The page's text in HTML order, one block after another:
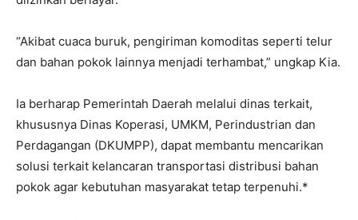
“Akibat cuaca buruk, pengiriman komoditas seperti telur
dan bahan pokok lainnya menjadi terhambat,” ungkap Kia.
Ia berharap Pemerintah Daerah melalui dinas terkait,
khususnya Dinas Koperasi, UMKM, Perindustrian dan
Perdagangan (DKUMPP), dapat membantu mencarikan
solusi terkait kelancaran transportasi distribusi bahan
pokok agar kebutuhan masyarakat tetap terpenuhi.*